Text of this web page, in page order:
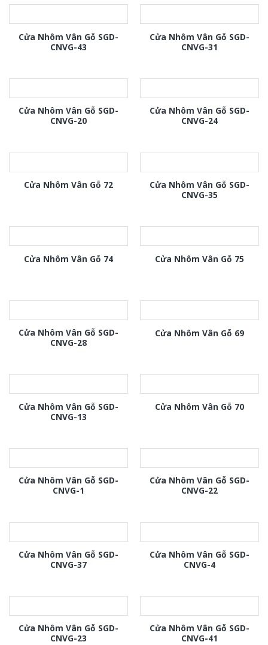
Cửa Nhôm Vân Gỗ SGD-
CNVG-43
Cửa Nhôm Vân Gỗ SGD-
CNVG-31
Cửa Nhôm Vân Gỗ SGD-
CNVG-20
Cửa Nhôm Vân Gỗ SGD-
CNVG-24
Cửa Nhôm Vân Gỗ 72
Cửa Nhôm Vân Gỗ SGD-
CNVG-35
Cửa Nhôm Vân Gỗ 74 Cửa Nhôm Vân Gỗ 75
Cửa Nhôm Vân Gỗ SGD-
CNVG-28
Cửa Nhôm Vân Gỗ 69
Cửa Nhôm Vân Gỗ SGD-
CNVG-13
Cửa Nhôm Vân Gỗ 70
Cửa Nhôm Vân Gỗ SGD-
CNVG-1
Cửa Nhôm Vân Gỗ SGD-
CNVG-22
Cửa Nhôm Vân Gỗ SGD-
CNVG-37
Cửa Nhôm Vân Gỗ SGD-
CNVG-4
Cửa Nhôm Vân Gỗ SGD-
CNVG-23
Cửa Nhôm Vân Gỗ SGD-
CNVG-41